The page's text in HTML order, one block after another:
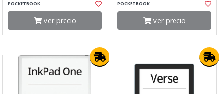
POCKETBOOK
Ver precio
POCKETBOOK
Ver precio